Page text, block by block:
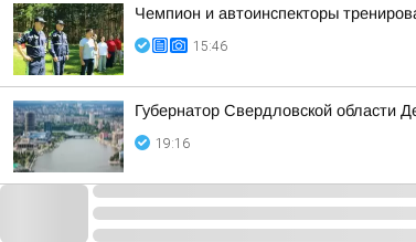
Чемпион и автоинспекторы
15:46
Губернатор Свердловской области
19:16